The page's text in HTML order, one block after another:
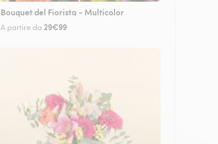
Bouquet del Fiorista - Multicolor
A partire da 29€99